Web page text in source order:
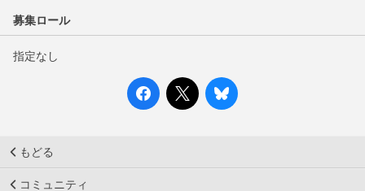
募集ロール
指定なし
もどる
コミュニティ